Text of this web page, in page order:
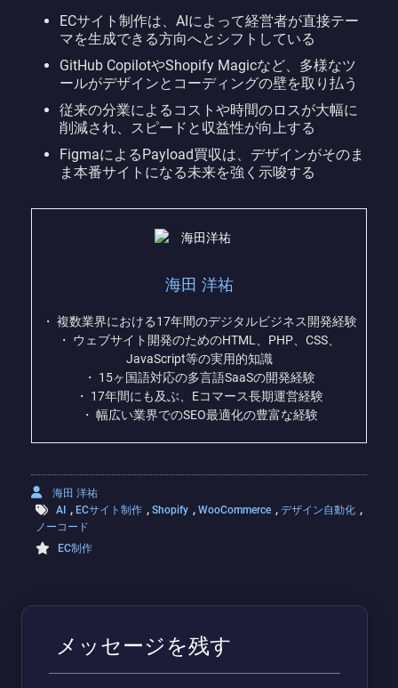
ECサイト制作は、AIによって経営者が直接テー
マを生成できる方向へとシフトしている
GitHub CopilotやShopify Magicなど、多様なツ
ールがデザインとコーディングの壁を取り払う
従来の分業によるコストや時間のロスが大幅に
削減され、スピードと収益性が向上する
FigmaによるPayload買収は、デザインがそのま
ま本番サイトになる未来を強く示唆する
海田 洋祐
・ 複数業界における17年間のデジタルビジネス開発経験
・ ウェブサイト開発のためのHTML、PHP、CSS、
JavaScript等の実用的知識
・ 15ヶ国語対応の多言語SaaSの開発経験
・ 17年間にも及ぶ、Eコマース長期運営経験
・ 幅広い業界でのSEO最適化の豊富な経験
海田 洋祐
AI , ECサイト制作 , Shopify , WooCommerce , デザイン自動化 ,
ノーコード
EC制作
メッセージを残す